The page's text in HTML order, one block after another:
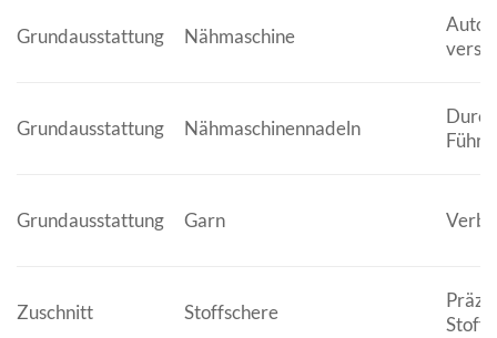
Grundausstattung Nähmaschine
Grundausstattung Nähmaschinennadeln
Grundausstattung Garn
Zuschnitt Stoffschere